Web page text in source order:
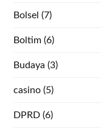
Bolsel (7)
Boltim (6)
Budaya (3)
casino (5)
DPRD (6)